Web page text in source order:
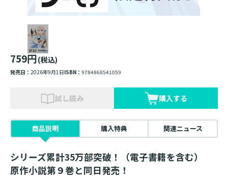
759円(税込)
発売日： 2026年9月1日ISBN： 9784868541059
試し読み 購入する
商品説明 購入特典 関連ニュース
シリーズ累計35万部突破！（電子書籍を含む）
原作小説第９巻と同日発売！